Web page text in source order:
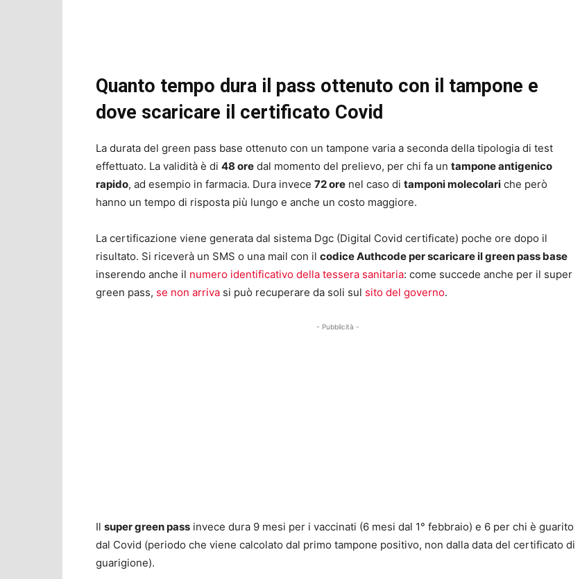
Quanto tempo dura il pass ottenuto con il tampone e
dove scaricare il certificato Covid
La durata del green pass base ottenuto con un tampone varia a seconda della tipologia di test
effettuato. La validità è di 48 ore dal momento del prelievo, per chi fa un tampone antigenico
rapido, ad esempio in farmacia. Dura invece 72 ore nel caso di tamponi molecolari che però
hanno un tempo di risposta più lungo e anche un costo maggiore.
La certificazione viene generata dal sistema Dgc (Digital Covid certificate) poche ore dopo il
risultato. Si riceverà un SMS o una mail con il codice Authcode per scaricare il green pass base
inserendo anche il numero identificativo della tessera sanitaria: come succede anche per il super
green pass, se non arriva si può recuperare da soli sul sito del governo.
- Pubblicità -
Il super green pass invece dura 9 mesi per i vaccinati (6 mesi dal 1° febbraio) e 6 per chi è guarito
dal Covid (periodo che viene calcolato dal primo tampone positivo, non dalla data del certificato di
guarigione).